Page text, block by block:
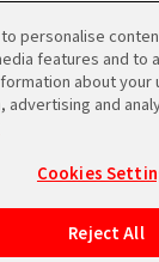
IDで
マスター ポータル
ニュース
personalise
features and to
about
advertising and
Cookies
Reject All